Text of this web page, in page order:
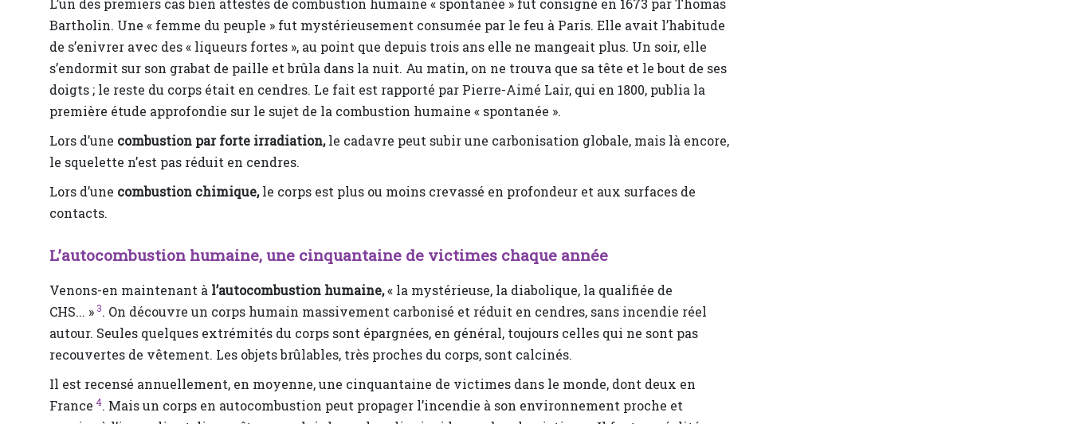
Bartholin. Une « femme du peuple » fut mystérieusement consumée par le feu à Paris. Elle avait l’habitude
de s’enivrer avec des « liqueurs fortes », au point que depuis trois ans elle ne mangeait plus. Un soir, elle
s’endormit sur son grabat de paille et brûla dans la nuit. Au matin, on ne trouva que sa tête et le bout de ses
doigts ; le reste du corps était en cendres. Le fait est rapporté par Pierre-Aimé Lair, qui en 1800, publia la
première étude approfondie sur le sujet de la combustion humaine « spontanée ».
Lors d’une combustion par forte irradiation,le cadavre peut subir une carbonisation globale, mais là encore,
le squelette n’est pas réduit en cendres.
Lors d’une combustion chimique,le corps est plus ou moins crevassé en profondeur et aux surfaces de
contacts.
L’autocombustion humaine, une cinquantaine de victimes chaque année
Venons-en maintenant à l’autocombustion humaine,« la mystérieuse, la diabolique, la qualifiée de
CHS... » 3. On découvre un corps humain massivement carbonisé et réduit en cendres, sans incendie réel
autour. Seules quelques extrémités du corps sont épargnées, en général, toujours celles qui ne sont pas
recouvertes de vêtement. Les objets brûlables, très proches du corps, sont calcinés.
Il est recensé annuellement, en moyenne, une cinquantaine de victimes dans le monde, dont deux en
France 4. Mais un corps en autocombustion peut propager l’incendie à son environnement proche et